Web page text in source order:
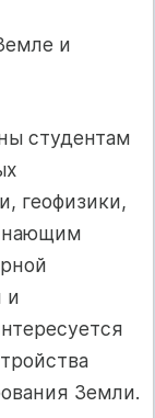
и
студентам
геофизики,
и
Земли.